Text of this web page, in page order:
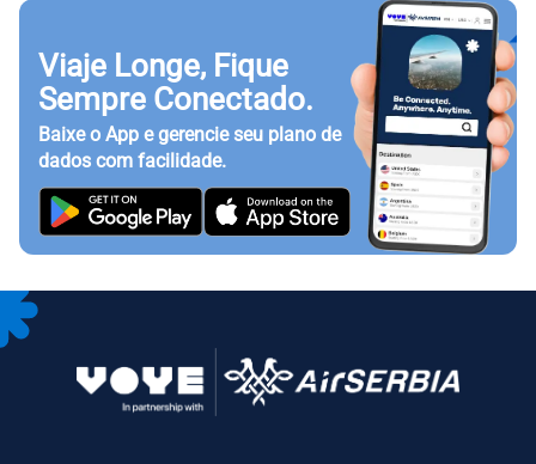
Viaje Longe, Fique
Sempre Conectado.
Baixe o App e gerencie seu plano de
dados com facilidade.